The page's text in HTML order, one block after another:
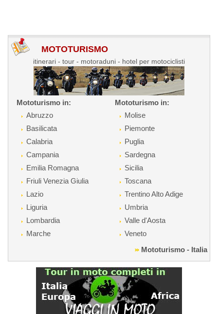
MOTOTURISMO
itinerari - tour - motoraduni - hotel per motociclisti
Mototurismo in:
Abruzzo
Basilicata
Calabria
Campania
Emilia Romagna
Friuli Venezia Giulia
Lazio
Liguria
Lombardia
Marche
Mototurismo in:
Molise
Piemonte
Puglia
Sardegna
Sicilia
Toscana
Trentino Alto Adige
Umbria
Valle d'Aosta
Veneto
Mototurismo - Italia